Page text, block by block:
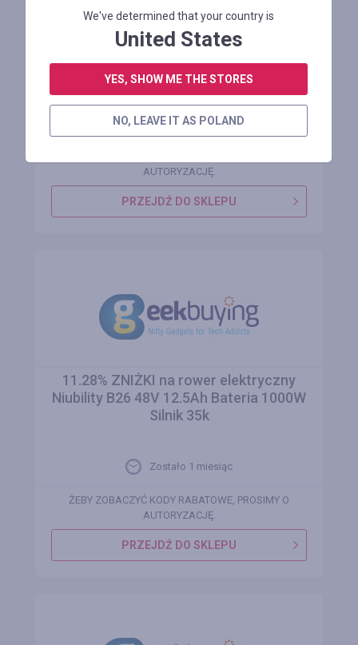
14.35% ZNIŻKI na rower elektryczny
750 W, nietoperz 48 V 16 Ah
Zostało 1 miesiąc
AUTORYZACJĘ.
PRZEJDŹ DO SKLEPU
11.28% ZNIŻKI na rower elektryczny
Niubility B26 48V 12.5Ah Bateria 1000W
Silnik 35k
Zostało 1 miesiąc
ŻEBY ZOBACZYĆ KODY RABATOWE, PROSIMY O
AUTORYZACJĘ.
PRZEJDŹ DO SKLEPU
We've determined that your country is
United States
YES, SHOW ME THE STORES
NO, LEAVE IT AS POLAND